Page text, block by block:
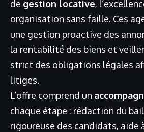
de gestion locative,
organisation sans faille. Ces
une gestion proactive des
la rentabilité des biens et
strict des obligations légales
litiges.
L’offre comprend un
chaque étape : rédaction du
rigoureuse des candidats,